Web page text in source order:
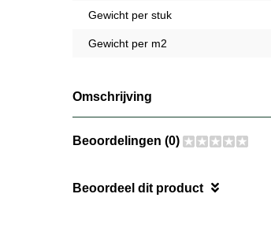
Gewicht per stuk
Gewicht per m2
Omschrijving
Beoordelingen (0)
Beoordeel dit product